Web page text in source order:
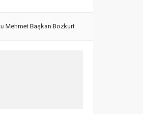
Mehmet Başkan Bozkurt